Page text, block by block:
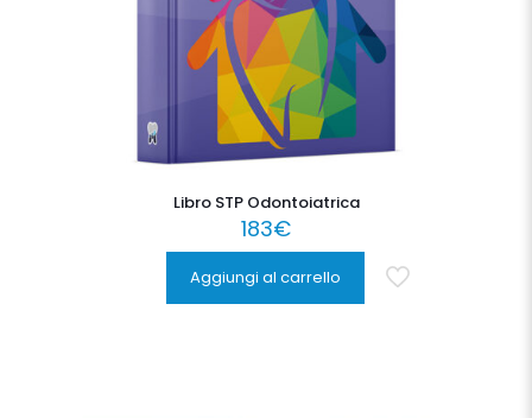
Libro STP Odontoiatrica
183€
Aggiungi al carrello